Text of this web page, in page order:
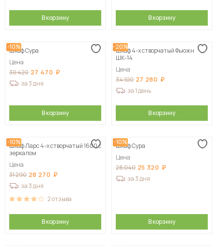
В корзину В корзину
-10%
Шкаф Сура
Цена
30 420 27 470
за 3 дня
В корзину
-20%
Шкаф 4-х створчатый Фьюжн
ШК-14
Цена
34 100 27 280
за 1 день
В корзину
-10%
Шкаф Ларс 4-х створчатый 1600 с
зеркалом
Цена
31 290 28 270
за 3 дня
2отзыва
В корзину
-10%
Шкаф Сура
Цена
28 040 25 320
за 3 дня
В корзину